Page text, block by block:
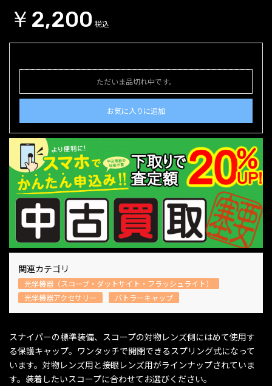
￥2,200 税込
ただいま品切れ中です。
お気に入りに追加
関連カテゴリ
光学機器（スコープ・ダットサイト・フラッシュライト）
光学機器アクセサリー
バトラーキャップ
スナイパーの標準装備、スコープの対物レンズ側にはめて使用す
る保護キャップ。ワンタッチで開閉できるスプリング式になって
います。対物レンズ用と接眼レンズ用がラインナップされていま
す。装着したいスコープに合わせてお選びください。